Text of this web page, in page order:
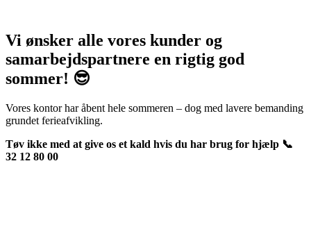
Vi ønsker alle vores kunder og
samarbejdspartnere en rigtig god
sommer! 😎
Vores kontor har åbent hele sommeren – dog med lavere bemanding
grundet ferieafvikling.
Tøv ikke med at give os et kald hvis du har brug for hjælp 📞
32 12 80 00